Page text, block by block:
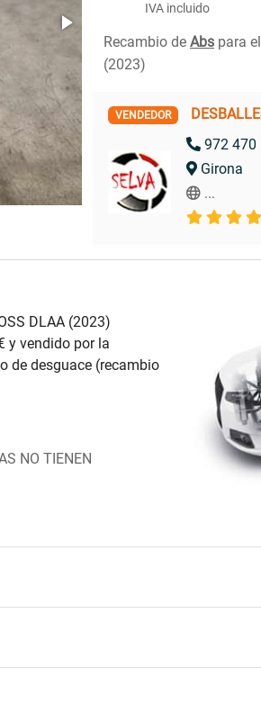
IVA incluido
Recambio de Abs para
(2023)
VENDEDOR
972 470
Girona
...
DLAA (2023)
y vendido por la
de desguace (recambio
NO TIENEN